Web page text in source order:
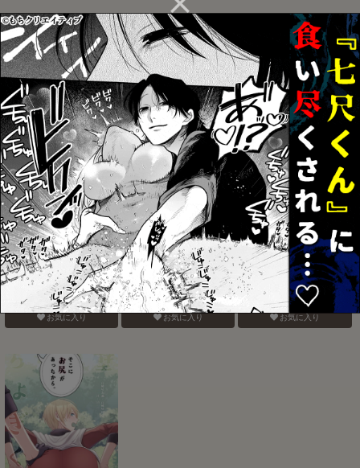
おんそくHONEY TRAP
お気に入り
Virgin cyborg
お気に入り
HUG and KISS
お気に入り
リビングダーク・ウィズ
お気に入り
丸ごとぜんぶ俺の物
お気に入り
電鋸男vs3Pしないと出ら
れない部屋
お気に入り